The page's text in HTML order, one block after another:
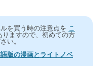
を買う時の注意点を こ
りますので、初めての方
い。
版の漫画とライトノベ